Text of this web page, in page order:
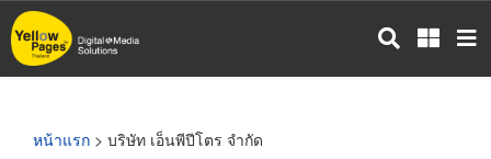
ข้าม
ไป
หน้าแรก > บริษัท เอ็นพีปีโตร จำกัด